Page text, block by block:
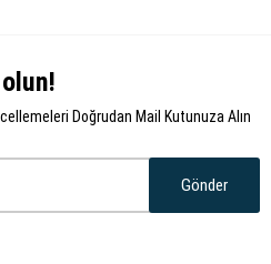
Doğrudan Mail Kutunuza Alın
Gönder